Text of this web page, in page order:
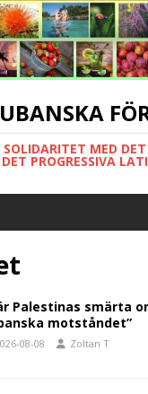
MED
PROGRESSIVA
Palestinas smärta
motståndet”
08-08 Zoltan T